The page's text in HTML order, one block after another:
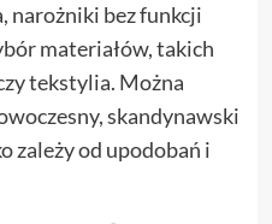
narożniki bez funkcji
materiałów, takich
tekstylia. Można
skandynawski
zależy od upodobań i